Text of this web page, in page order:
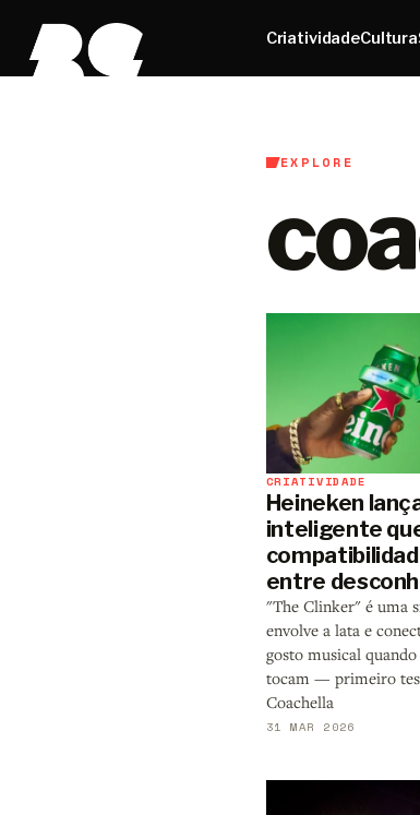
CriatividadeCultura
EXPLORE
CRIATIVIDADE
Heineken
inteligente
entre
"The Clinker" é uma
envolve a lata e
gosto musical
tocam — primeiro
Coachella
31 MAR 2026